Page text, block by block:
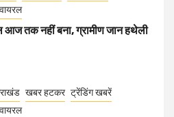
तक नहीं बना, ग्रामीण जान हथेली
खबर हटकर ट्रेंडिंग खबरें